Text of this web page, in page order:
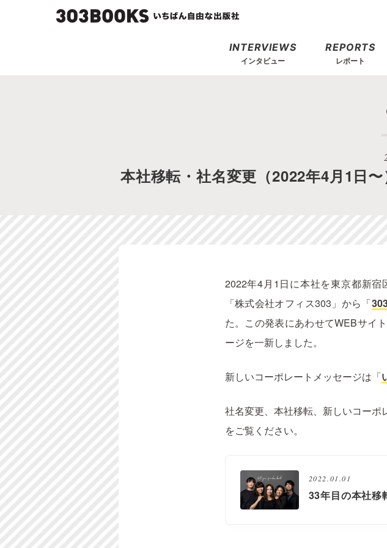
INTERVIEWS
インタビュー
REPORTS
レポート
本社移転・社名変更（2022年4月1日
2022年4月1日に本社を東京都新宿
「株式会社オフィス303」から「
た。この発表にあわせてWEBサイ
ージを一新しました。
新しいコーポレートメッセージは「
社名変更、本社移転、新しいコー
をご覧ください。
2022.01.01
33年目の本社移